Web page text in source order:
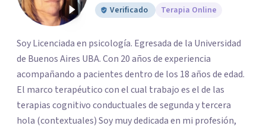
Verificado Terapia Online
Soy Licenciada en psicología. Egresada de la Universidad
de Buenos Aires UBA. Con 20 años de experiencia
acompañando a pacientes dentro de los 18 años de edad.
El marco terapéutico con el cual trabajo es el de las
terapias cognitivo conductuales de segunda y tercera
hola (contextuales) Soy muy dedicada en mi profesión,